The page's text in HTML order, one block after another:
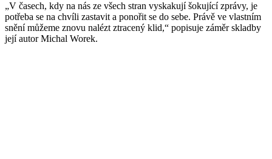
„V časech, kdy na nás ze všech stran vyskakují šokující zprávy, je
potřeba se na chvíli zastavit a ponořit se do sebe. Právě ve vlastním
snění můžeme znovu nalézt ztracený klid,“ popisuje záměr skladby
její autor Michal Worek.